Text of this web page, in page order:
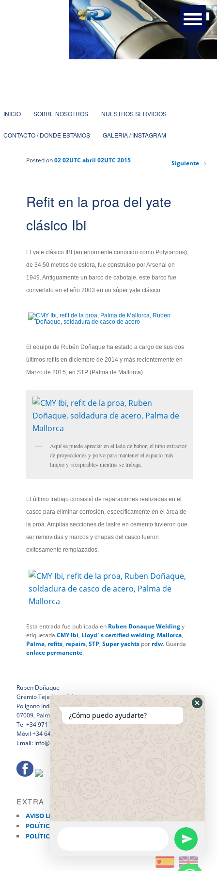
Ruben Doñaque Soldaduras
Taller de soldaduras y carpintería metálica con más de 25 años de
experiencia dedicados a la náutica.
principal
IR
AL
PRINCIPAL
INICIO SOBRE NOSOTROS NUESTROS SERVICIOS
CONTACTO / DONDE ESTAMOS GALERIA / INSTAGRAM
Navegación
Siguiente →
Refit en la proa del yate
clásico Ibi
Posted on02 02UTC abril 02UTC 2015
El yate clásico IBI (anteriormente conocido como Polycarpus),
de 34,50 metros de eslora, fue construido por Arsenal en
1949. Antiguamente un barco de cabotaje, este barco fue
convertido en el año 2003 en un súper yate clásico.
El equipo de Rubén Doñaque ha estado a cargo de sus dos
últimos refits en diciembre de 2014 y más recientemente en
Marzo de 2015, en STP (Palma de Mallorca).
Aquí se puede apreciar en el lado de babor, el tubo extractor
de proyecciones y polvo para mantener el espacio más
limpio y «respirable» nientras se trabaja.
El último trabajo consistió de reparaciones realizadas en el
casco para eliminar corrosión, específicamente en el área de
la proa. Amplias secciones de lastre en cemento tuvieron que
ser removidas y marcos y chapas del casco fueron
exitosamente remplazados.
Esta entrada fue publicada en Ruben Donaque Weldingy
etiquetadaCMY Ibi, Lloyd´s certified welding, Mallorca,
Palma, refits, repairs,STP,Super yachts por rdw. Guarda
enlace permanente.
Ruben Doñaque
Gremio Tejedores 24
Poligono Industrial Son Castello
07009, Palma de Mallorca
Tel +34 971 760 796
Móvil +34 646 281 532
Email: info@rubendonaquewelding.com
EXTRA
AVISO LEGAL
POLÍTICA DE PRIVACIDAD
POLÍTICA DE COOKIES
¿Cómo puedo ayudarte?